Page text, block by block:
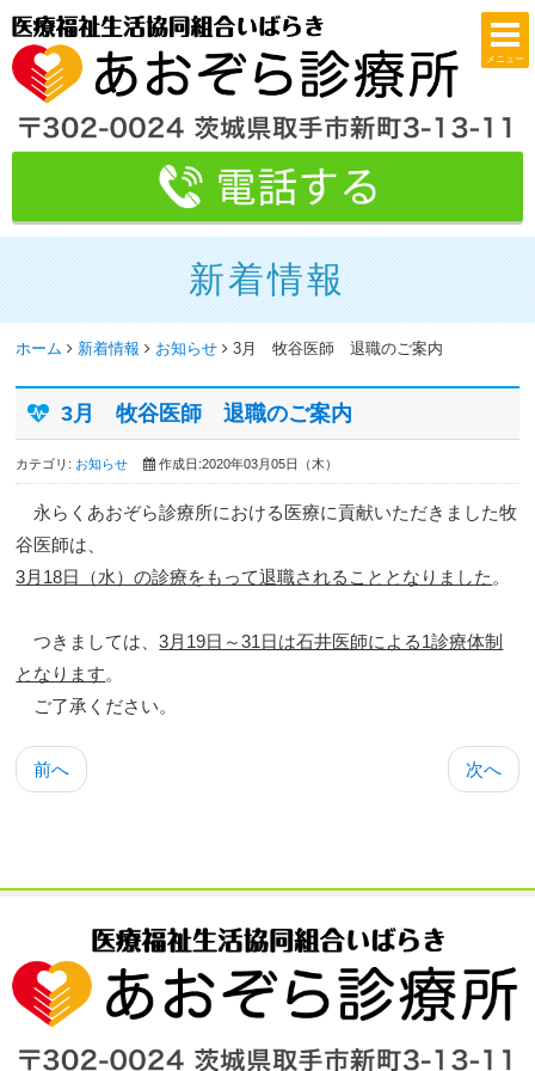
メニュー
新着情報
ホーム 新着情報 お知らせ 3月 牧谷医師 退職のご案内
3月 牧谷医師 退職のご案内
カテゴリ: お知らせ 作成日:2020年03月05日（木）
永らくあおぞら診療所における医療に貢献いただきました牧
谷医師は、
3月18日（水）の診療をもって退職されることとなりました 。
つきましては、3月19日～31日は石井医師による1診療体制
となります。
ご了承ください。
前へ 次へ